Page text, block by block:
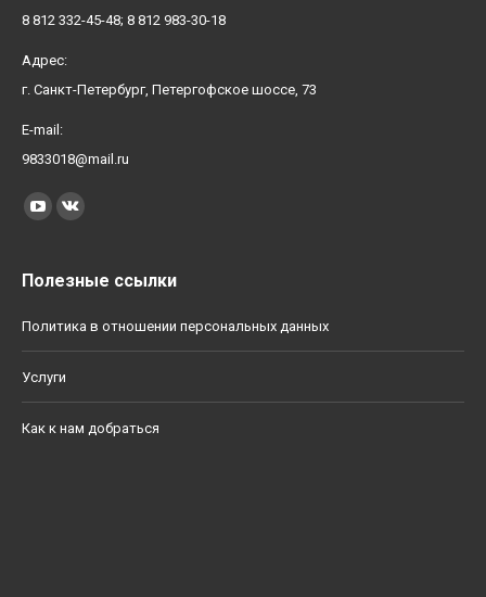
8 812 332-45-48; 8 812 983-30-18
Адрес:
г. Санкт-Петербург, Петергофское шоссе, 73
E-mail:
9833018@mail.ru
Найдите нас:
YouTubeВконтакте
Полезные ссылки
Политика в отношении персональных данных
Услуги
Как к нам добраться